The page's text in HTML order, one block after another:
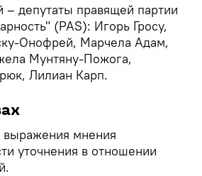
депутаты правящей партии
(PAS): Игорь Гросу,
Онофрей, Марчела Адам,
Мунтяну-Пожога,
Лилиан Карп.
выражения мнения
уточнения в отношении